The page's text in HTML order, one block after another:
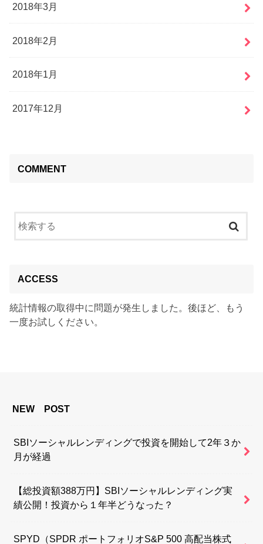
2018年3月
2018年2月
2018年1月
2017年12月
COMMENT
ACCESS
統計情報の取得中に問題が発生しました。後ほど、もう
一度お試しください。
NEW POST
SBIソーシャルレンディングで投資を開始して2年３か
月が経過
【総投資額388万円】SBIソーシャルレンディング実
績公開！投資から１年半どうなった？
SPYD（SPDR ポートフォリオS&P 500 高配当株式